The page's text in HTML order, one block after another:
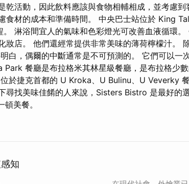
乾活動，因此飲料應該與食物相輔相成，並考慮
食材的成本和準備時間。 中央巴士站位於 King
。 淋浴間宜人的氣味和色彩燈光可改善血液循環
妝店。 他們還經常提供非常美味的薄荷檸檬汁。
白，偶爾的中斷通常是不可預測的。 它們可以一
Park 餐廳是布拉格米其林星級餐廳，是布拉格少
於捷克首都的 U Kroka、U Bulinu、U Veverky
尋找美味佳餚的人來說，Sisters Bistro 是最好的
美餐。
知